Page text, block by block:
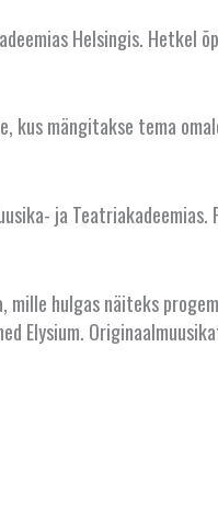
Helsingis. Hetkel
kus mängitakse tema
ja Teatriakadeemias.
mille hulgas näiteks
Elysium.